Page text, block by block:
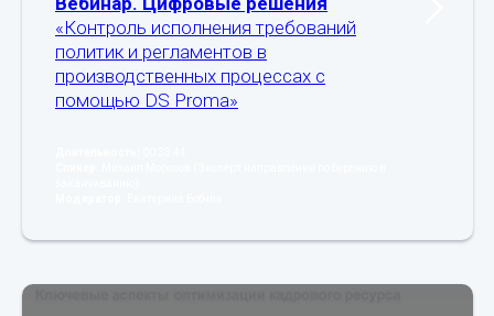
«Контроль исполнения требований
политик и регламентов в
производственных процессах с
помощью DS Proma»